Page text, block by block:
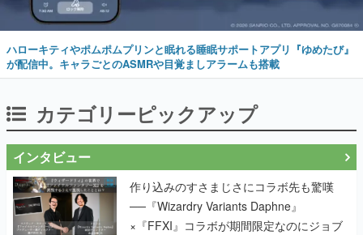
ハローキティやポムポムプリンと眠れる睡眠サポートアプリ『ゆめたび』
が配信中。キャラごとのASMRや目覚ましアラームも搭載
カテゴリーピックアップ
インタビュー
作り込みのすさまじさにコラボ先も驚嘆
──『Wizardry Variants Daphne』
×『FFXI』コラボが期間限定なのにジョブ